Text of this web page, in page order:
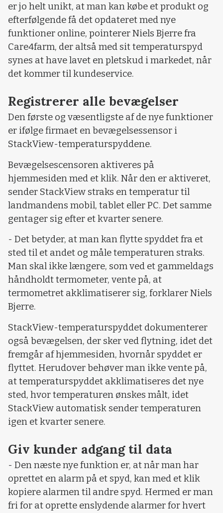
er jo helt unikt, at man kan købe et produkt og
efterfølgende få det opdateret med nye
funktioner online, pointerer Niels Bjerre fra
Care4farm, der altså med sit temperaturspyd
synes at have lavet en pletskud i markedet, når
det kommer til kundeservice.
Registrerer alle bevægelser
Den første og væsentligste af de nye funktioner
er ifølge firmaet en bevægelsessensor i
StackView-temperaturspyddene.
Bevægelsescensoren aktiveres på
hjemmesiden med et klik. Når den er aktiveret,
sender StackView straks en temperatur til
landmandens mobil, tablet eller PC. Det samme
gentager sig efter et kvarter senere.
- Det betyder, at man kan flytte spyddet fra et
sted til et andet og måle temperaturen straks.
Man skal ikke længere, som ved et gammeldags
håndholdt termometer, vente på, at
termometret akklimatiserer sig, forklarer Niels
Bjerre.
StackView-temperaturspyddet dokumenterer
også bevægelsen, der sker ved flytning, idet det
fremgår af hjemmesiden, hvornår spyddet er
flyttet. Herudover behøver man ikke vente på,
at temperaturspyddet akklimatiseres det nye
sted, hvor temperaturen ønskes målt, idet
StackView automatisk sender temperaturen
igen et kvarter senere.
Giv kunder adgang til data
- Den næste nye funktion er, at når man har
oprettet en alarm på et spyd, kan med et klik
kopiere alarmen til andre spyd. Hermed er man
fri for at oprette enslydende alarmer for hvert